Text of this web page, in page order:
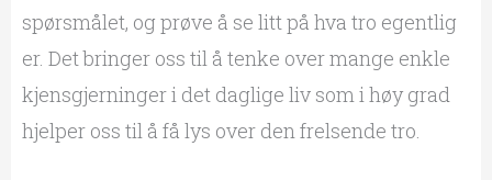
spørsmålet, og prøve å se litt på hva tro egentlig
er. Det bringer oss til å tenke over mange enkle
kjensgjerninger i det daglige liv som i høy grad
hjelper oss til å få lys over den frelsende tro.